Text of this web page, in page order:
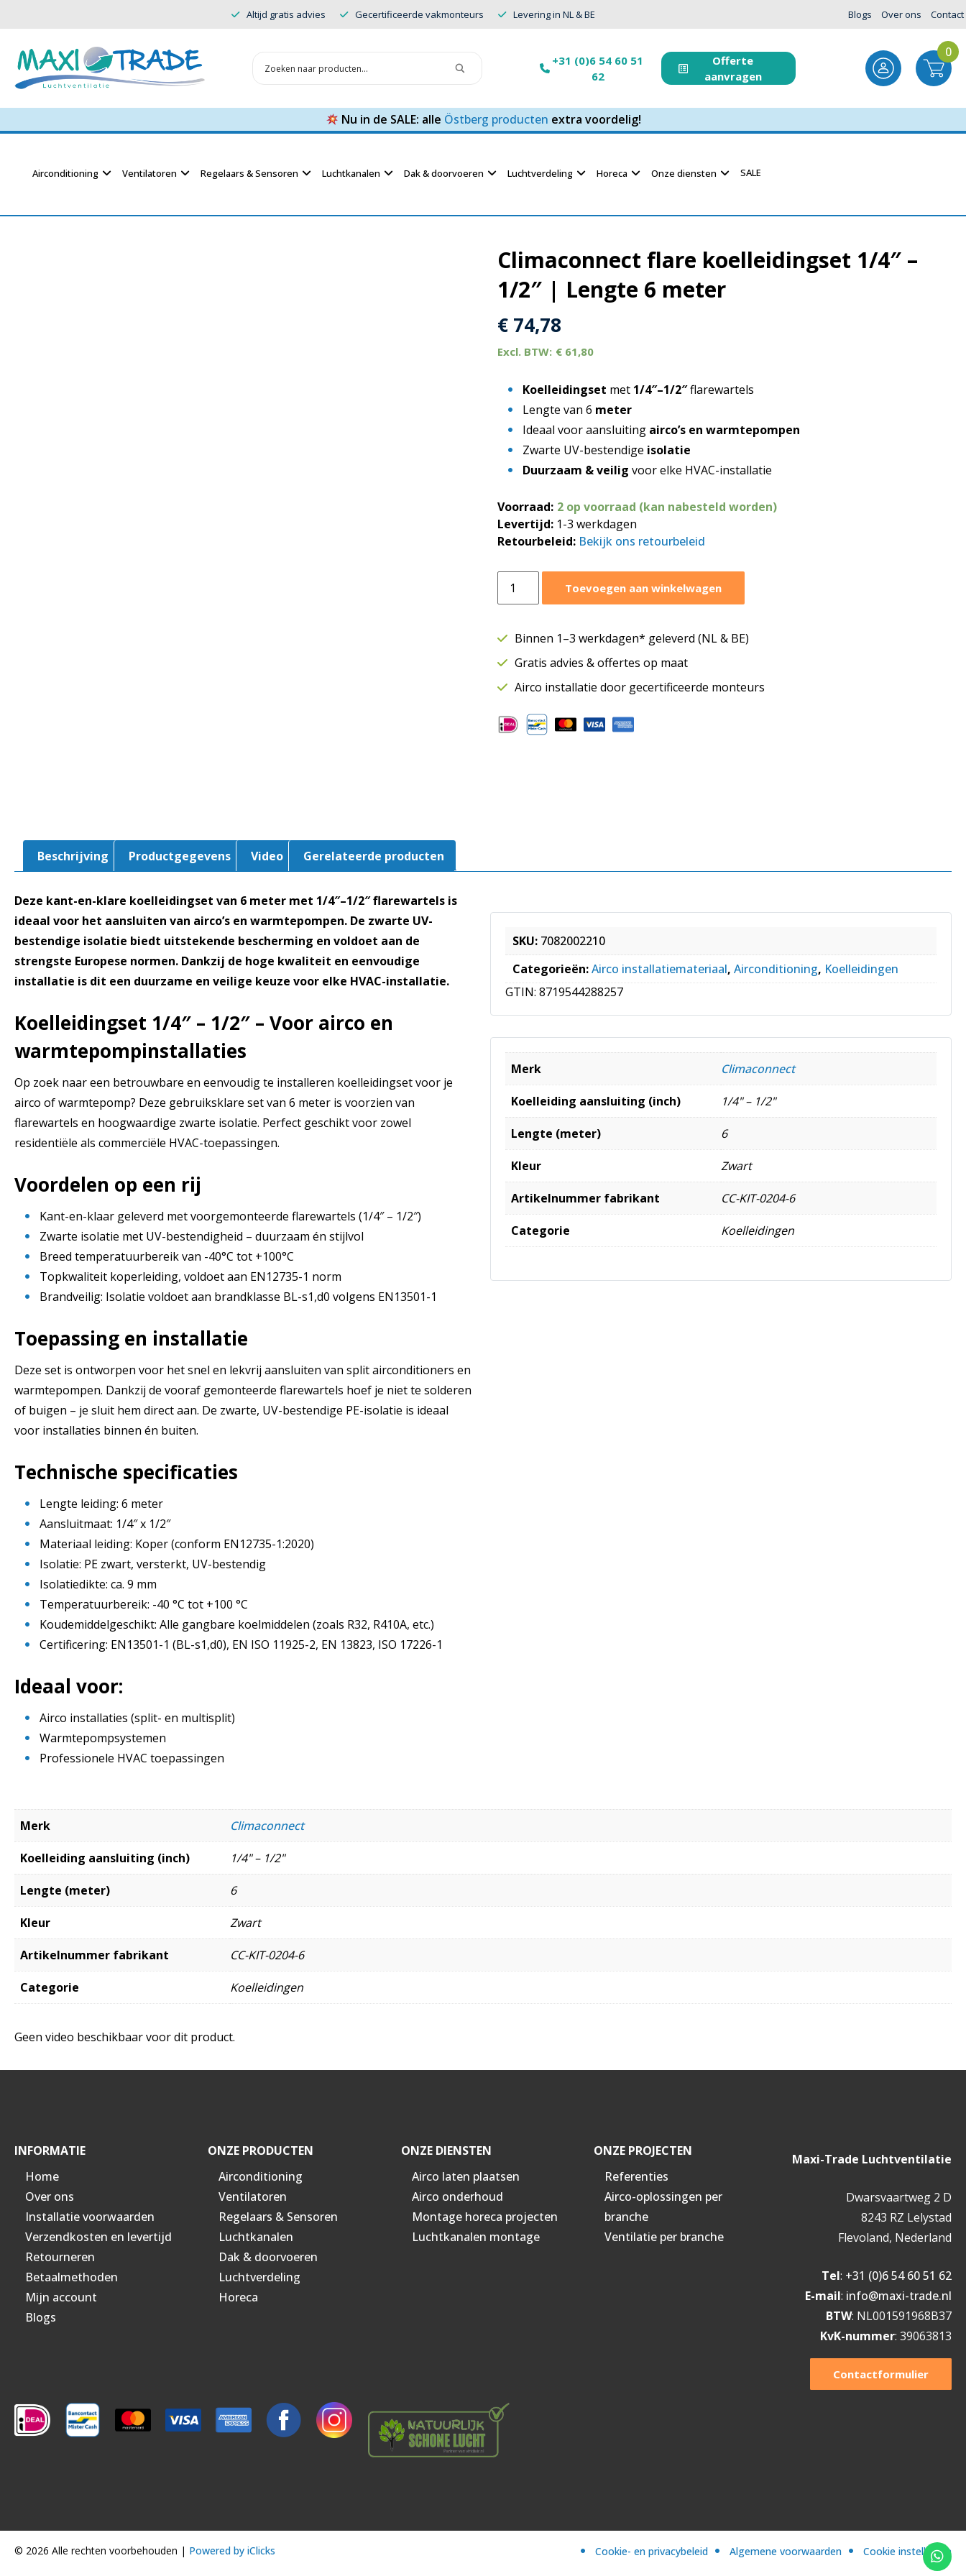
Altijd gratis advies Gecertificeerde vakmonteurs Levering in NL & BE Blogs Over ons Contact
+31 (0)6 54 60 51
62
Offerte
aanvragen
0
Nu in de SALE: alle Östberg producten extra voordelig!
Airconditioning Ventilatoren Regelaars & Sensoren Luchtkanalen Dak & doorvoeren Luchtverdeling Horeca Onze diensten SALE
Climaconnect flare koelleidingset 1/4″ –
1/2″ | Lengte 6 meter
€ 74,78
€ 61,80
Koelleidingset met 1/4″–1/2″flarewartels
Lengte van 6 meter
Ideaal voor aansluiting airco’s en warmtepompen
Zwarte UV-bestendige isolatie
Duurzaam & veilig voor elke HVAC-installatie
Voorraad: 2 op voorraad (kan nabesteld worden)
Levertijd: 1-3 werkdagen
Retourbeleid: Bekijk ons retourbeleid
flare
1/4"
1/2"
|
6
meter
Toevoegen aan winkelwagen
Binnen 1–3 werkdagen* geleverd (NL & BE)
Gratis advies & offertes op maat
Airco installatie door gecertificeerde monteurs
Beschrijving Productgegevens Video Gerelateerde producten
Deze kant-en-klare koelleidingset van 6 meter met 1/4″–1/2″ flarewartels is
ideaal voor het aansluiten van airco’s en warmtepompen. De zwarte UV-
bestendige isolatie biedt uitstekende bescherming en voldoet aan de
strengste Europese normen. Dankzij de hoge kwaliteit en eenvoudige
installatie is dit een duurzame en veilige keuze voor elke HVAC-installatie.
Koelleidingset 1/4″ – 1/2″ – Voor airco en
warmtepompinstallaties
Op zoek naar een betrouwbare en eenvoudig te installeren koelleidingset voor je
airco of warmtepomp? Deze gebruiksklare set van 6 meter is voorzien van
flarewartels en hoogwaardige zwarte isolatie. Perfect geschikt voor zowel
residentiële als commerciële HVAC-toepassingen.
Voordelen op een rij
Kant-en-klaar geleverd met voorgemonteerde flarewartels (1/4″ – 1/2″)
Zwarte isolatie met UV-bestendigheid – duurzaam én stijlvol
Breed temperatuurbereik van -40°C tot +100°C
Topkwaliteit koperleiding, voldoet aan EN12735-1 norm
Brandveilig: Isolatie voldoet aan brandklasse BL-s1,d0 volgens EN13501-1
Toepassing en installatie
Deze set is ontworpen voor het snel en lekvrij aansluiten van split airconditioners en
warmtepompen. Dankzij de vooraf gemonteerde flarewartels hoef je niet te solderen
of buigen – je sluit hem direct aan. De zwarte, UV-bestendige PE-isolatie is ideaal
voor installaties binnen én buiten.
Technische specificaties
Lengte leiding: 6 meter
Aansluitmaat: 1/4″ x 1/2″
Materiaal leiding: Koper (conform EN12735-1:2020)
Isolatie: PE zwart, versterkt, UV-bestendig
Isolatiedikte: ca. 9 mm
Temperatuurbereik: -40 °C tot +100 °C
Koudemiddelgeschikt: Alle gangbare koelmiddelen (zoals R32, R410A, etc.)
Certificering: EN13501-1 (BL-s1,d0), EN ISO 11925-2, EN 13823, ISO 17226-1
Ideaal voor:
Airco installaties (split- en multisplit)
Warmtepompsystemen
Professionele HVAC toepassingen
SKU: 7082002210
Categorieën:Airco installatiemateriaal, Airconditioning, Koelleidingen
GTIN: 8719544288257
Merk Climaconnect
Koelleiding aansluiting (inch) 1/4" – 1/2"
Lengte (meter) 6
Kleur Zwart
Artikelnummer fabrikant CC-KIT-0204-6
Categorie Koelleidingen
Merk Climaconnect
Koelleiding aansluiting (inch) 1/4" – 1/2"
Lengte (meter) 6
Kleur Zwart
Artikelnummer fabrikant CC-KIT-0204-6
Categorie Koelleidingen
Geen video beschikbaar voor dit product.
INFORMATIE
Home
Over ons
Installatie voorwaarden
Verzendkosten en levertijd
Retourneren
Betaalmethoden
Mijn account
Blogs
ONZE PRODUCTEN
Airconditioning
Ventilatoren
Regelaars & Sensoren
Luchtkanalen
Dak & doorvoeren
Luchtverdeling
Horeca
ONZE DIENSTEN
Airco laten plaatsen
Airco onderhoud
Montage horeca projecten
Luchtkanalen montage
ONZE PROJECTEN
Referenties
Airco-oplossingen per
branche
Ventilatie per branche
Maxi-Trade Luchtventilatie
Dwarsvaartweg 2 D
8243 RZ Lelystad
Flevoland, Nederland
Tel: +31 (0)6 54 60 51 62
E-mail: info@maxi-trade.nl
BTW: NL001591968B37
KvK-nummer: 39063813
Contactformulier
© 2026 Alle rechten voorbehouden | Powered by iClicks Cookie- en privacybeleid Algemene voorwaarden Cookie instellingen